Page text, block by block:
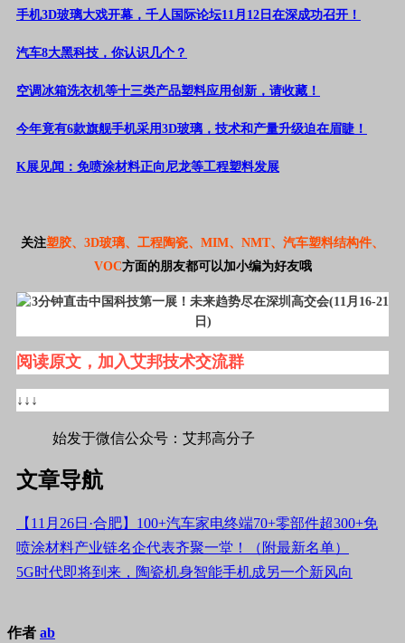
手机3D玻璃大戏开幕，千人国际论坛11月12日在深成功召开！
汽车8大黑科技，你认识几个？
空调冰箱洗衣机等十三类产品塑料应用创新，请收藏！
今年竟有6款旗舰手机采用3D玻璃，技术和产量升级迫在眉睫！
K展见闻：免喷涂材料正向尼龙等工程塑料发展
关注塑胶、3D玻璃、工程陶瓷、MIM、NMT、汽车塑料结构件、
VOC方面的朋友都可以加小编为好友哦
阅读原文，加入艾邦技术交流群
↓↓↓
始发于微信公众号：艾邦高分子
文章导航
【11月26日·合肥】100+汽车家电终端70+零部件超300+免
喷涂材料产业链名企代表齐聚一堂！（附最新名单）
5G时代即将到来，陶瓷机身智能手机成另一个新风向
作者 ab